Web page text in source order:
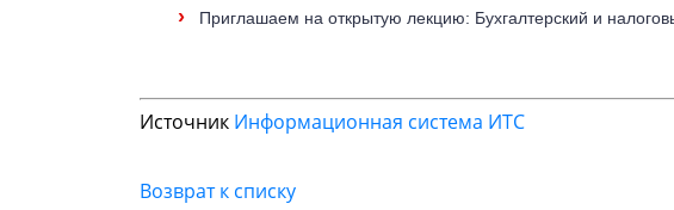
› Приглашаем на открытую лекцию: Бухгалтерский и
Источник Информационная система ИТС
Возврат к списку